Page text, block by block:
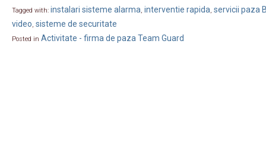
Tagged with: instalari sisteme alarma, interventie rapida, servicii paza
video, sisteme de securitate
Posted in Activitate - firma de paza Team Guard